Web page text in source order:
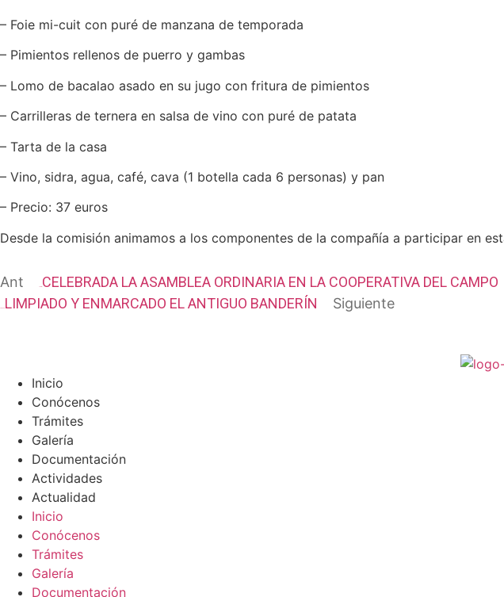
– Foie mi-cuit con puré de manzana de temporada
– Pimientos rellenos de puerro y gambas
– Lomo de bacalao asado en su jugo con fritura de pimientos
– Carrilleras de ternera en salsa de vino con puré de patata
– Tarta de la casa
– Vino, sidra, agua, café, cava (1 botella cada 6 personas) y pan
– Precio: 37 euros
Desde la comisión animamos a los componentes de la compañía a participar en
Ant CELEBRADA LA ASAMBLEA ORDINARIA EN LA COOPERATIVA DEL CAMPO
LIMPIADO Y ENMARCADO EL ANTIGUO BANDERÍN Siguiente
Inicio
Conócenos
Trámites
Galería
Documentación
Actividades
Actualidad
Inicio
Conócenos
Trámites
Galería
Documentación